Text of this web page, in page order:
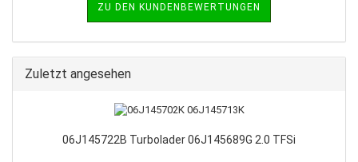
ZU DEN KUNDENBEWERTUNGEN
Zuletzt angesehen
06J145722B Turbolader 06J145689G 2.0 TFSi